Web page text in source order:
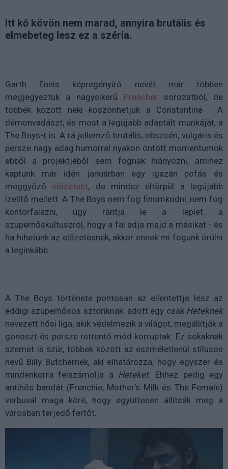
Itt kő kövön nem marad, annyira brutális és
elmebeteg lesz ez a széria.
Garth Ennis képregényíró nevét már többen
megjegyeztük a nagysikerű Preacher sorozatból, de
többek között neki köszönhetjük a Constantine - A
démonvadászt, és most a legújabb adaptált munkáját, a
The Boys-t is. A rá jellemző brutális, obszcén, vulgáris és
persze nagy adag humorral nyakon öntött momentumok
ebből a projektjéből sem fognak hiányozni, amihez
kaptunk már idén januárban egy igazán pofás és
meggyőző előzetest, de mindez eltörpül a legújabb
ízelítő mellett. A The Boys nem fog finomkodni, nem fog
köntörfalazni, úgy rántja le a leplet a
szuperhőskultuszról, hogy a fal adja majd a másikat - és
ha hihetünk az előzetesnek, akkor ennek mi fogunk örülni
a leginkább.
A The Boys története pontosan az ellentettje lesz az
eddigi szuperhősös sztoriknak: adott egy csak Heteknek
nevezett hősi liga, akik védelmezik a világot, megállítják a
gonoszt és persze rettentő mód korruptak. Ez sokaknak
szemet is szúr, többek között az eszméletlenül stílusos
nevű Billy Butchernek, aki elhatározza, hogy egyszer és
mindenkorra felszámolja a Heteket. Ehhez pedig egy
antihős bandát (Frenchie, Mother's Milk és The Female)
verbuvál maga köré, hogy együttesen állítsák meg a
városban terjedő fertőt.